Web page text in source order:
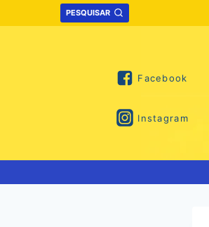
to
PESQUISAR
Facebook
Instagram